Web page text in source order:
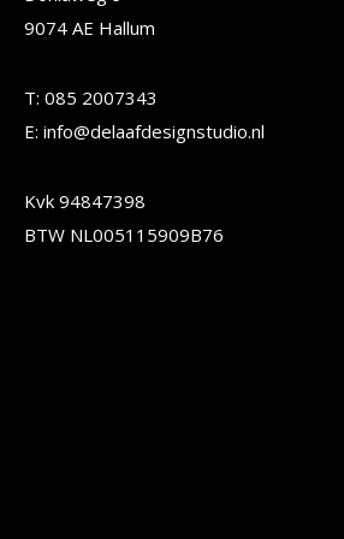
worden
op
productpagina
9074 AE Hallum
T: 085 2007343
E: info@delaafdesignstudio.nl
Kvk 94847398
BTW NL005115909B76